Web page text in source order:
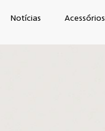
Notícias Acessórios